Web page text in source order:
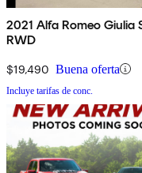
2021 Alfa Romeo Giulia
RWD
$19,490 Buena oferta
Incluye tarifas de conc.